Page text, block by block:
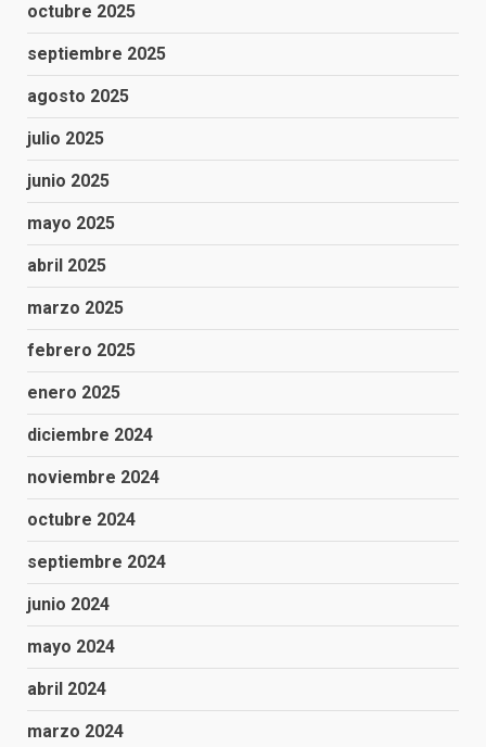
octubre 2025
septiembre 2025
agosto 2025
julio 2025
junio 2025
mayo 2025
abril 2025
marzo 2025
febrero 2025
enero 2025
diciembre 2024
noviembre 2024
octubre 2024
septiembre 2024
junio 2024
mayo 2024
abril 2024
marzo 2024